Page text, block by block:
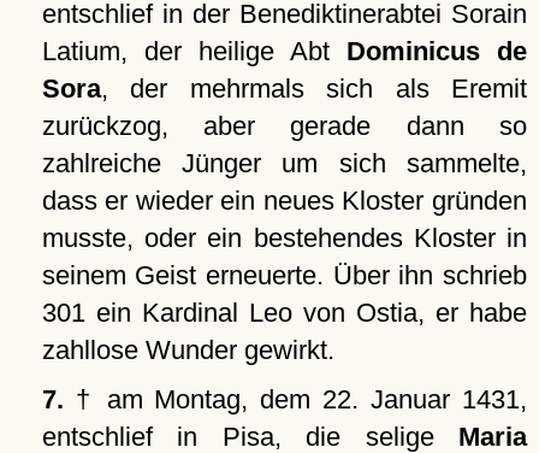
entschlief in der Benediktinerabtei Sorain
Latium, der heilige Abt Dominicus de
Sora, der mehrmals sich als Eremit
zurückzog, aber gerade dann so
zahlreiche Jünger um sich sammelte,
dass er wieder ein neues Kloster gründen
musste, oder ein bestehendes Kloster in
seinem Geist erneuerte. Über ihn schrieb
301 ein Kardinal Leo von Ostia, er habe
zahllose Wunder gewirkt.
7. † am Montag, dem 22. Januar 1431,
entschlief in Pisa, die selige Maria